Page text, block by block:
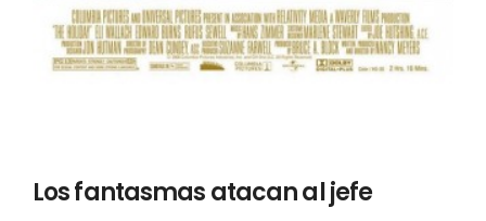
Los fantasmas atacan al jefe